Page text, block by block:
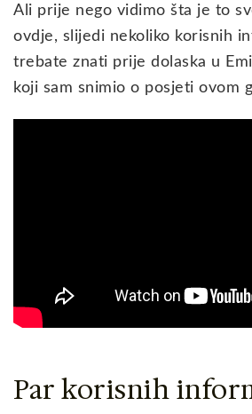
Ali prije nego vidimo šta je to
ovdje, slijedi nekoliko korisnih
trebate znati prije dolaska u
koji sam snimio o posjeti ovom
Par korisnih